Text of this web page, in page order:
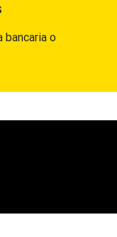
bancaria o